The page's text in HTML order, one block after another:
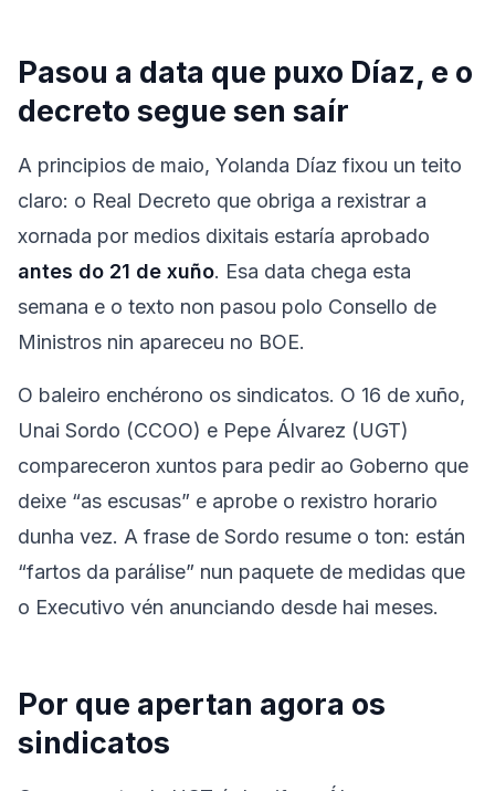
Pasou a data que puxo Díaz, e o
decreto segue sen saír
A principios de maio, Yolanda Díaz fixou un teito
claro: o Real Decreto que obriga a rexistrar a
xornada por medios dixitais estaría aprobado
antes do 21 de xuño. Esa data chega esta
semana e o texto non pasou polo Consello de
Ministros nin apareceu no BOE.
O baleiro enchérono os sindicatos. O 16 de xuño,
Unai Sordo (CCOO) e Pepe Álvarez (UGT)
compareceron xuntos para pedir ao Goberno que
deixe “as escusas” e aprobe o rexistro horario
dunha vez. A frase de Sordo resume o ton: están
“fartos da parálise” nun paquete de medidas que
o Executivo vén anunciando desde hai meses.
Por que apertan agora os
sindicatos